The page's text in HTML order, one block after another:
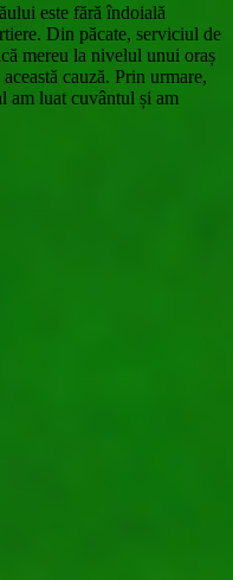
este fără îndoială
Din păcate, serviciul de
mereu la nivelul unui oraș
cauză. Prin urmare,
am luat cuvântul și am